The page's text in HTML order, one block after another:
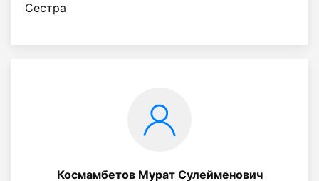
Сестра
Космамбетов Мурат Сулейменович